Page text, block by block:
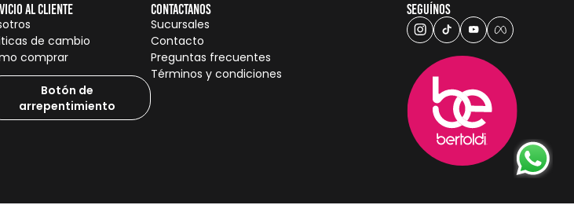
al cliente
de cambio
comprar
Botón de
arrepentimiento
Contactanos
Sucursales
Contacto
Preguntas frecuentes
Términos y condiciones
Seguínos